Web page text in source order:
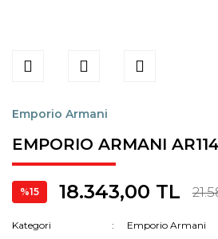
Emporio Armani
EMPORIO ARMANI
%15 18.343,00 TL
Kategori
Emporio Armani